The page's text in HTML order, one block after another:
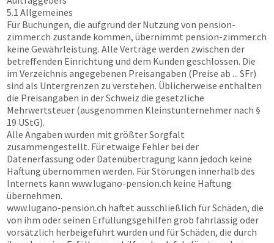
5.1 Allgemeines
Für Buchungen, die aufgrund der Nutzung von pension-
zimmer.ch zustande kommen, übernimmt pension-zimmer.ch
keine Gewährleistung. Alle Verträge werden zwischen der
betreffenden Einrichtung und dem Kunden geschlossen. Die
im Verzeichnis angegebenen Preisangaben (Preise ab ... SFr)
sind als Untergrenzen zu verstehen. Üblicherweise enthalten
die Preisangaben in der Schweiz die gesetzliche
Mehrwertsteuer (ausgenommen Kleinstunternehmer nach §
19 UStG).
Alle Angaben wurden mit größter Sorgfalt
zusammengestellt. Für etwaige Fehler bei der
Datenerfassung oder Datenübertragung kann jedoch keine
Haftung übernommen werden. Für Störungen innerhalb des
Internets kann www.lugano-pension.ch keine Haftung
übernehmen.
www.lugano-pension.ch haftet ausschließlich für Schäden, die
von ihm oder seinen Erfüllungsgehilfen grob fahrlässig oder
vorsätzlich herbeigeführt wurden und für Schäden, die durch